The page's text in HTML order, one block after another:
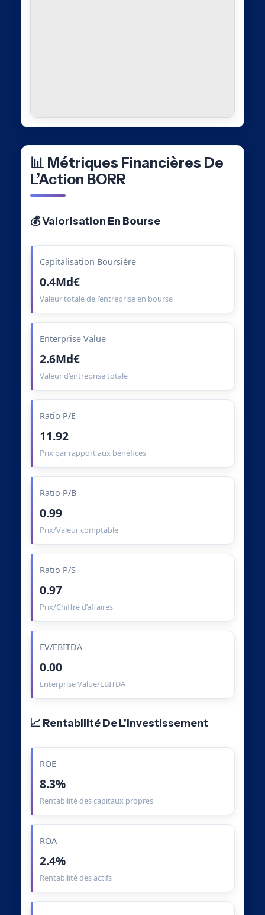
📊 Métriques Financières De
L’Action BORR
💰 Valorisation En Bourse
Capitalisation Boursière
0.4Md€
Valeur totale de l’entreprise en bourse
Enterprise Value
2.6Md€
Valeur d’entreprise totale
Ratio P/E
11.92
Prix par rapport aux bénéfices
Ratio P/B
0.99
Prix/Valeur comptable
Ratio P/S
0.97
Prix/Chiffre d’affaires
EV/EBITDA
0.00
Enterprise Value/EBITDA
📈 Rentabilité De L’Investissement
ROE
8.3%
Rentabilité des capitaux propres
ROA
2.4%
Rentabilité des actifs